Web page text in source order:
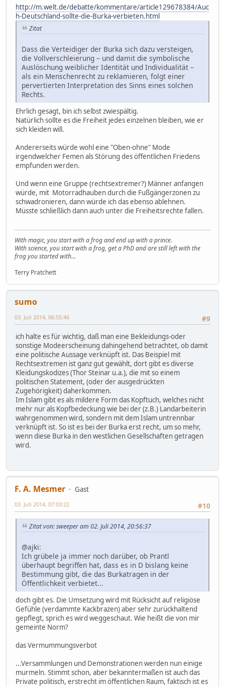
http://m.welt.de/debatte/kommentare/article129678384/Auc
h-Deutschland-sollte-die-Burka-verbieten.html
Zitat
Dass die Verteidiger der Burka sich dazu versteigen,
die Vollverschleierung – und damit die symbolische
Auslöschung weiblicher Identität und Individualität –
als ein Menschenrecht zu reklamieren, folgt einer
pervertierten Interpretation des Sinns eines solchen
Rechts.
Ehrlich gesagt, bin ich selbst zwiespältig.
Natürlich sollte es die Freiheit jedes einzelnen bleiben, wie er
sich kleiden will.
Andererseits würde wohl eine "Oben-ohne" Mode
irgendwelcher Femen als Störung des öffentlichen Friedens
empfunden werden.
Und wenn eine Gruppe (rechtsextremer?) Männer anfangen
würde, mit Motorradhauben durch die Fußgängerzonen zu
schwadronieren, dann würde ich das ebenso ablehnen.
Müsste schließlich dann auch unter die Freiheitsrechte fallen.
With magic, you start with a frog and end up with a prince.
With science, you start with a frog, get a PhD and are still left with the
frog you started with...
Terry Pratchett
sumo
#9
03. Juli 2014, 06:55:46
ich halte es für wichtig, daß man eine Bekleidungs-oder
sonstige Modeerscheinung dahingehend betrachtet, ob damit
eine politische Aussage verknüpft ist. Das Beispiel mit
Rechtsextremen ist ganz gut gewählt, dort gibt es diverse
Kleidungskodizes (Thor Steinar u.a.), die mit so einem
politischen Statement, (oder der ausgedrückten
Zugehörigkeit) daherkommen.
Im Islam gibt es als mildere Form das Kopftuch, welches nicht
mehr nur als Kopfbedeckung wie bei der (z.B.) Landarbeiterin
wahrgenommen wird, sondern mit dem Islam untrennbar
verknüpft ist. So ist es bei der Burka erst recht, um so mehr,
wenn diese Burka in den westlichen Gesellschaften getragen
wird.
F. A. Mesmer
Gast
#10
03. Juli 2014, 07:03:22
Zitat von: sweeper am 02. Juli 2014, 20:56:37
@ajki:
Ich grübele ja immer noch darüber, ob Prantl
überhaupt begriffen hat, dass es in D bislang keine
Bestimmung gibt, die das Burkatragen in der
Öffentlichkeit verbietet...
doch gibt es. Die Umsetzung wird mit Rücksicht auf religiöse
Gefühle (verdammte Kackbrazen) aber sehr zurückhaltend
gepflegt, sprich es wird weggeschaut. Wie heißt die von mir
gemeinte Norm?
das Vermummungsverbot
...Versammlungen und Demonstrationen werden nun einige
murmeln. Stimmt schon, aber bekanntermaßen ist auch das
Private politisch, erstrecht im öffentlichen Raum, faktisch ist es